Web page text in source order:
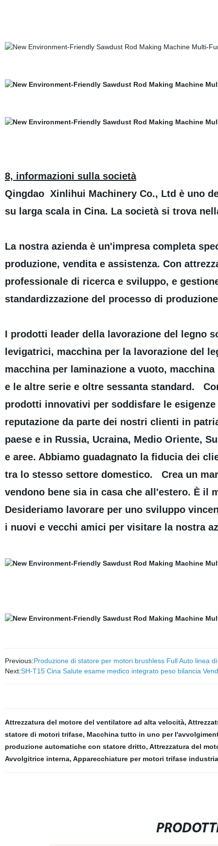
8, informazioni sulla società
Qingdao Xinlihui Machinery Co., Ltd è uno
su larga scala in Cina. La società si trova
La nostra azienda è un'impresa completa
produzione, vendita e assistenza. Con
professionale di ricerca e sviluppo, e
standardizzazione del processo di
I prodotti leader della lavorazione del legno
levigatrici, macchina per la lavorazione del
macchina per laminazione a vuoto,
e le altre serie e oltre sessanta standard.
prodotti innovativi per soddisfare le
reputazione da parte dei nostri clienti in
paese e in Russia, Ucraina, Medio Oriente,
e aree. Abbiamo guadagnato la fiducia dei
tra lo stesso settore domestico. Crea un
vendono bene sia in casa che all'estero. È
Desideriamo lavorare per uno sviluppo
i nuovi e vecchi amici per visitare la nostra
Previous:Produzione di statore per motori brushless Full Auto linea
Next:SH-T15 Cina Salute esame medico integrato peso bilancia
Attrezzatura del motore del ventilatore ad alta velocità,
statore di motori trifase, Macchina tutto in uno per
produzione automatiche con statore dritto, Attrezzatura del
Avvolgitrice interna, Apparecchiature per motori trifase